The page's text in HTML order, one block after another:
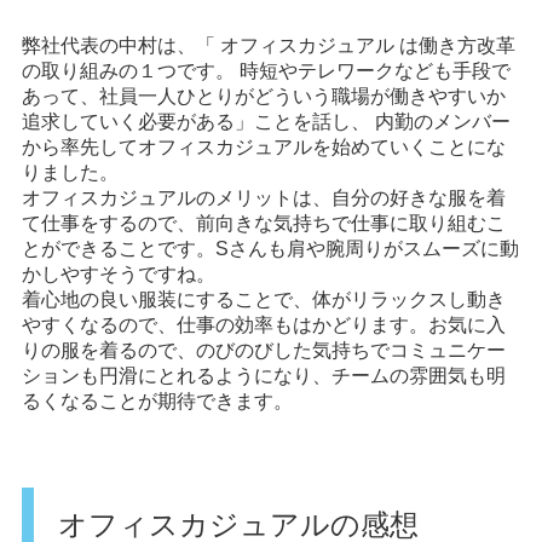
弊社代表の中村は、「 オフィスカジュアル は働き方改革
の取り組みの１つです。 時短やテレワークなども手段で
あって、社員一人ひとりがどういう職場が働きやすいか
追求していく必要がある」ことを話し、 内勤のメンバー
から率先してオフィスカジュアルを始めていくことにな
りました。
オフィスカジュアルのメリットは、自分の好きな服を着
て仕事をするので、前向きな気持ちで仕事に取り組むこ
とができることです。Sさんも肩や腕周りがスムーズに動
かしやすそうですね。
着心地の良い服装にすることで、体がリラックスし動き
やすくなるので、仕事の効率もはかどります。お気に入
りの服を着るので、のびのびした気持ちでコミュニケー
ションも円滑にとれるようになり、チームの雰囲気も明
るくなることが期待できます。
オフィスカジュアルの感想